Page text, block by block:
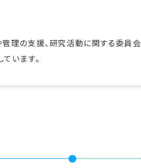
理の支援、研究活動に関する委員会
います。